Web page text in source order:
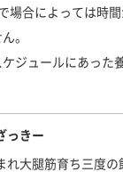
場合によっては時
。
ジュールにあった
っきー
れ大腿筋育ち三度の